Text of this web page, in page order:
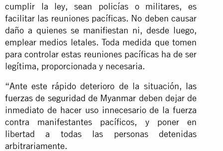
cumplir la ley, sean policías o militares, es
facilitar las reuniones pacíficas. No deben causar
daño a quienes se manifiestan ni, desde luego,
emplear medios letales. Toda medida que tomen
para controlar estas reuniones pacíficas ha de ser
legítima, proporcionada y necesaria.
“Ante este rápido deterioro de la situación, las
fuerzas de seguridad de Myanmar deben dejar de
inmediato de hacer uso innecesario de la fuerza
contra manifestantes pacíficos, y poner en
libertad a todas las personas detenidas
arbitrariamente.